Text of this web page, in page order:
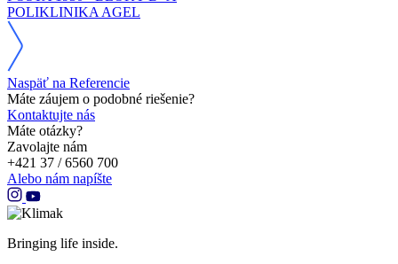
POLIKLINIKA AGEL
Naspäť na Referencie
Máte záujem o podobné riešenie?
Kontaktujte nás
Máte otázky?
Zavolajte nám
+421 37 / 6560 700
Alebo nám napíšte
Bringing life inside.